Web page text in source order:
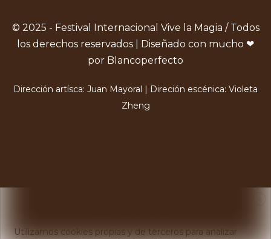
© 2025 - Festival Internacional Vive la Magia / Todos
los derechos reservados | Diseñado con mucho ❤
por Blancoperfecto
Dirección artísca: Juan Mayoral | Direción escénica: Violeta
Zheng
Utilizamos cookies propias y de terceros para analizar